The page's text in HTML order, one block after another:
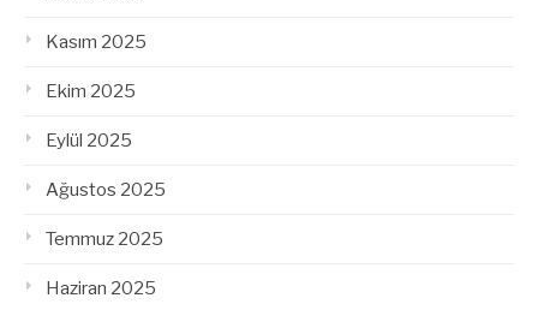
Kasım 2025
Ekim 2025
Eylül 2025
Ağustos 2025
Temmuz 2025
Haziran 2025